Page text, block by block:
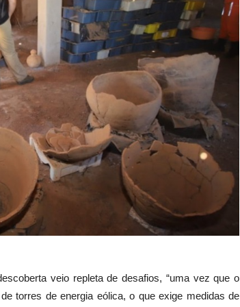
veio repleta de desafios, “uma vez que o
torres de energia eólica, o que exige medidas de